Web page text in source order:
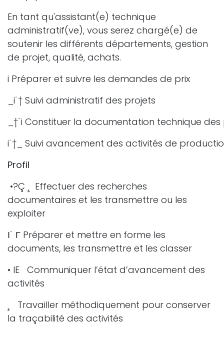
En tant qu'assistant(e) technique
administratif(ve), vous serez chargé(e) de
soutenir les différents départements, gestion
de projet, qualité, achats.
i Préparer et suivre les demandes de prix
_i˙† Suivi administratif des projets
_†˙i Constituer la documentation technique
i˙†_ Suivi avancement des activités de
Profil
•?Ç ¸ Effectuer des recherches
documentaires et les transmettre ou les
exploiter
І˙ Г Préparer et mettre en forme les
documents, les transmettre et les classer
• IE Communiquer l’état d’avancement des
activités
¸ Travailler méthodiquement pour conserver
la traçabilité des activités